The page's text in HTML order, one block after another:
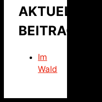
AKTUELLER
BEITRAG
Im
Wald